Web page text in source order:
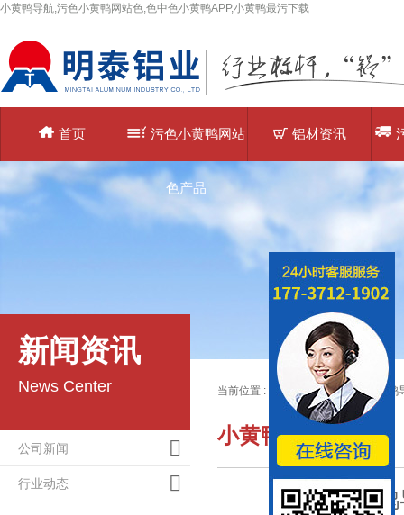
小黄鸭导航,污色小黄鸭网站色,色中色小黄鸭APP,小黄鸭最污下载
首页 污色小黄鸭网站
色产品
铝材资讯
新闻资讯
News Center
公司新闻
行业动态
当前位置 : 主页 >铝材资讯>> 小黄
小黄鸭导航新闻
小黄鸭